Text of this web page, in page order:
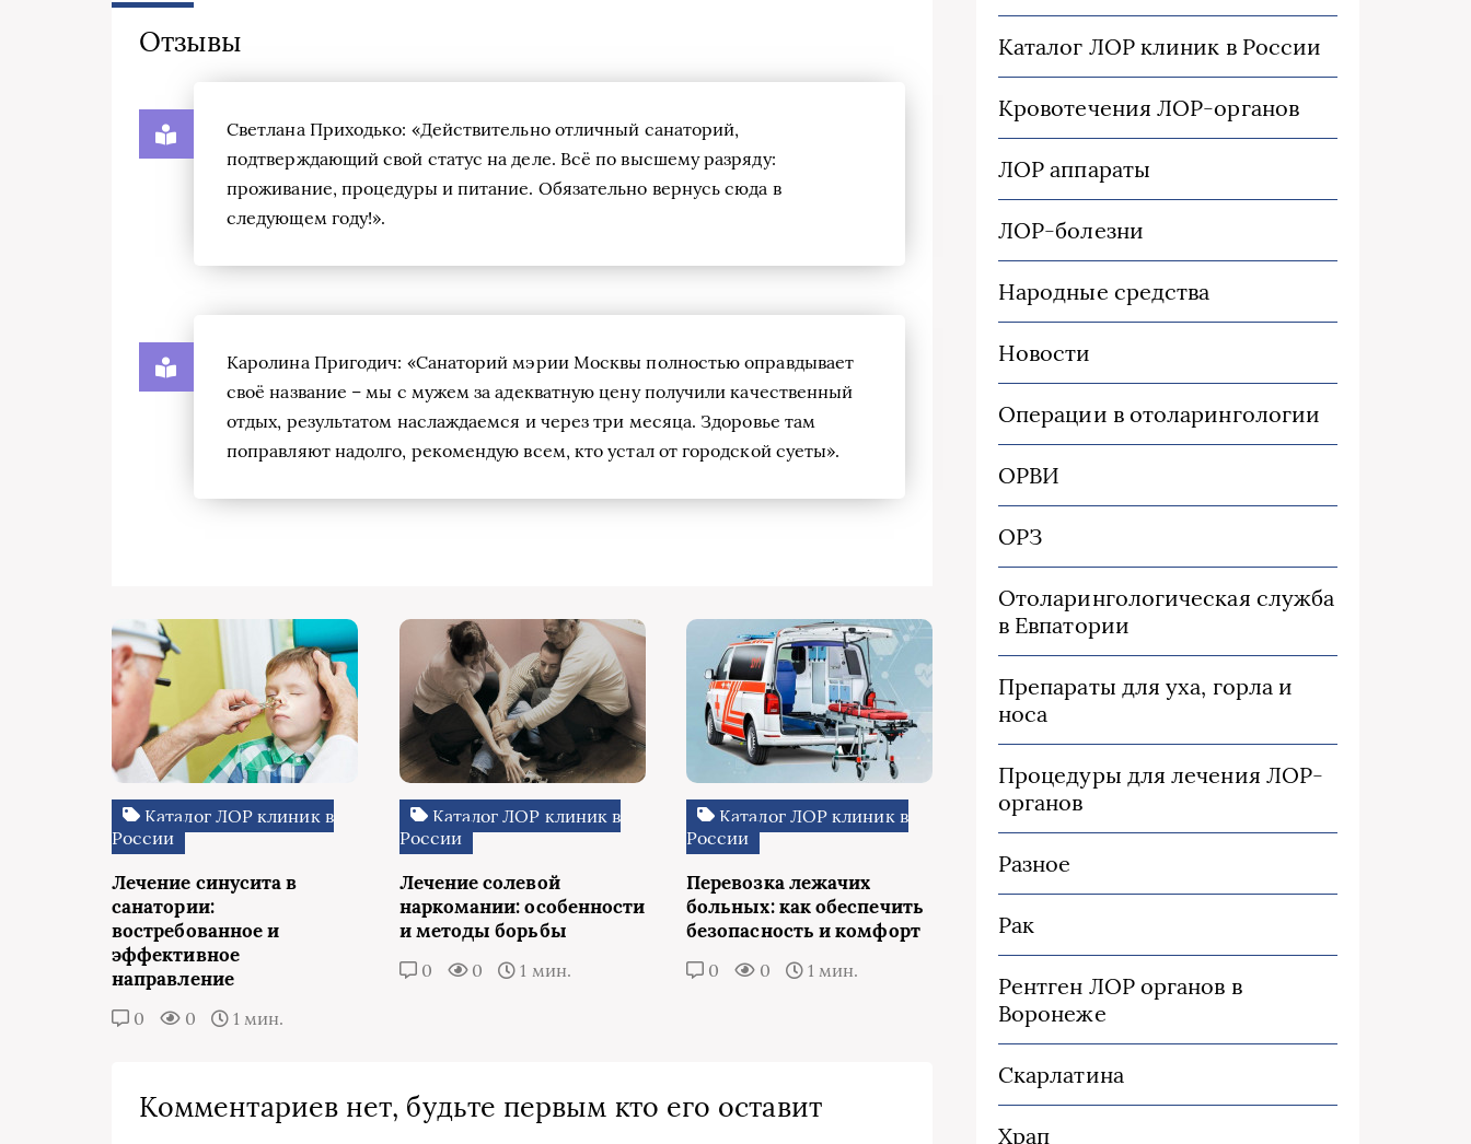
Отзывы
Светлана Приходько: «Действительно отличный санаторий,
подтверждающий свой статус на деле. Всё по высшему разряду:
проживание, процедуры и питание. Обязательно вернусь сюда в
следующем году!».
Каролина Пригодич: «Санаторий мэрии Москвы полностью оправдывает
своё название – мы с мужем за адекватную цену получили качественный
отдых, результатом наслаждаемся и через три месяца. Здоровье там
поправляют надолго, рекомендую всем, кто устал от городской суеты».
Каталог ЛОР клиник в
России
Лечение синусита в
санатории:
востребованное и
эффективное
направление
0 0 1 мин.
Каталог ЛОР клиник в
России
Лечение солевой
наркомании: особенности
и методы борьбы
0 0 1 мин.
Каталог ЛОР клиник в
России
Перевозка лежачих
больных: как обеспечить
безопасность и комфорт
0 0 1 мин.
Комментариев нет, будьте первым кто его оставит
Каталог ЛОР клиник в России
Кровотечения ЛОР-органов
ЛОР аппараты
ЛОР-болезни
Народные средства
Новости
Операции в отоларингологии
ОРВИ
ОРЗ
Отоларингологическая служба
в Евпатории
Препараты для уха, горла и
носа
Процедуры для лечения ЛОР-
органов
Разное
Рак
Рентген ЛОР органов в
Воронеже
Скарлатина
Храп